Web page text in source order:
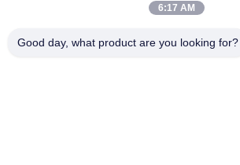
Adresse des Unternehmens
Technologiepark Huayi, Hightech-Zone,
6:17 AM
Good day, what product are you looking for?